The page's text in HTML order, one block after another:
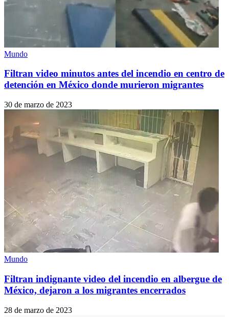
Mundo
Filtran video minutos antes del incendio en centro de
detención en México donde murieron migrantes
30 de marzo de 2023
Mundo
Filtran indignante video del incendio en albergue de
México, dejaron a los migrantes encerrados
28 de marzo de 2023